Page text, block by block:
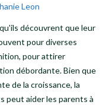
Leon
découvrent que leur
pour diverses
pour attirer
débordante. Bien que
de la croissance, la
peut aider les parents à